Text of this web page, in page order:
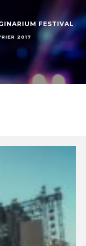
FESTIVAL
2017